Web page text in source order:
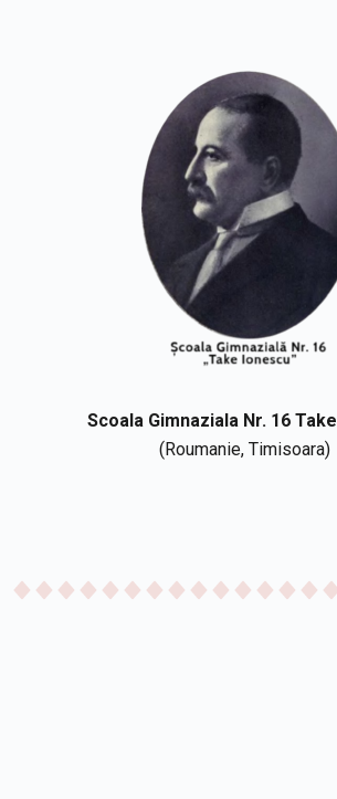
Scoala GimnazialaNr. 16 Take
(Roumanie, Timisoara)